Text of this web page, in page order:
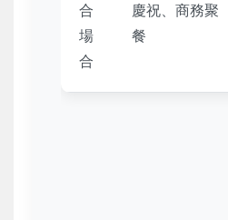
合
場
合
慶祝、商務聚
餐